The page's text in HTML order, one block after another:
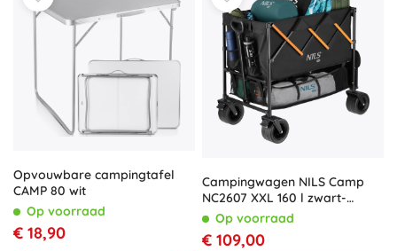
Opvouwbare campingtafel
CAMP 80 wit
Op voorraad
€ 18,90
Campingwagen NILS Camp
NC2607 XXL 160 l zwart-
oranje
Op voorraad
€ 109,00